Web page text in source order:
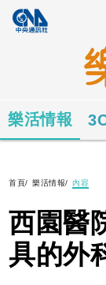
樂活情報
首頁/ 樂活情報/ 內容
西園醫
具的外